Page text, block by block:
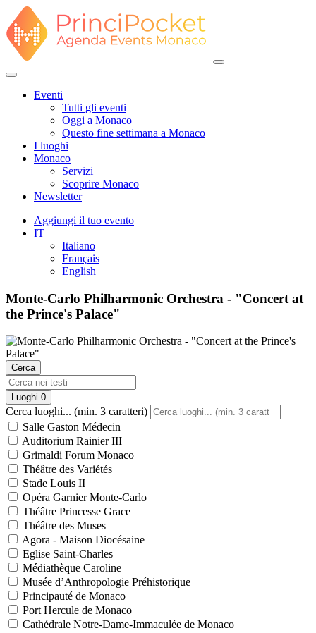
Eventi
Tutti gli eventi
Oggi a Monaco
Questo fine settimana a Monaco
I luoghi
Monaco
Servizi
Scoprire Monaco
Newsletter
Aggiungi il tuo evento
IT
Italiano
Français
English
Monte-Carlo Philharmonic Orchestra - "Concert at
the Prince's Palace"
Cerca
Luoghi 0
Cerca luoghi... (min. 3 caratteri)
Salle Gaston Médecin
Auditorium Rainier III
Grimaldi Forum Monaco
Théâtre des Variétés
Stade Louis II
Opéra Garnier Monte-Carlo
Théâtre Princesse Grace
Théâtre des Muses
Agora - Maison Diocésaine
Eglise Saint-Charles
Médiathèque Caroline
Musée d’Anthropologie Préhistorique
Principauté de Monaco
Port Hercule de Monaco
Cathédrale Notre-Dame-Immaculée de Monaco